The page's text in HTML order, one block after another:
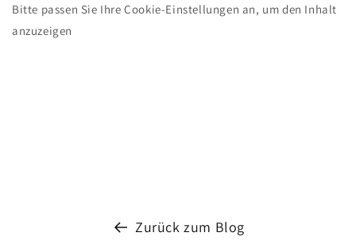
Bitte passen Sie Ihre Cookie-Einstellungen an, um den Inhalt
anzuzeigen
Zurück zum Blog